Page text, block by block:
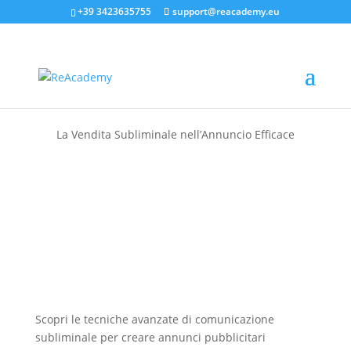
+39 3423635755 support@reacademy.eu
La Vendita Subliminale nell’Annuncio Efficace
Scopri le tecniche avanzate di comunicazione
subliminale per creare annunci pubblicitari